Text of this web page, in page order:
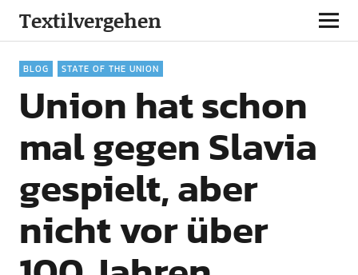
Textilvergehen
BLOG STATE OF THE UNION
Union hat schon
mal gegen Slavia
gespielt, aber
nicht vor über